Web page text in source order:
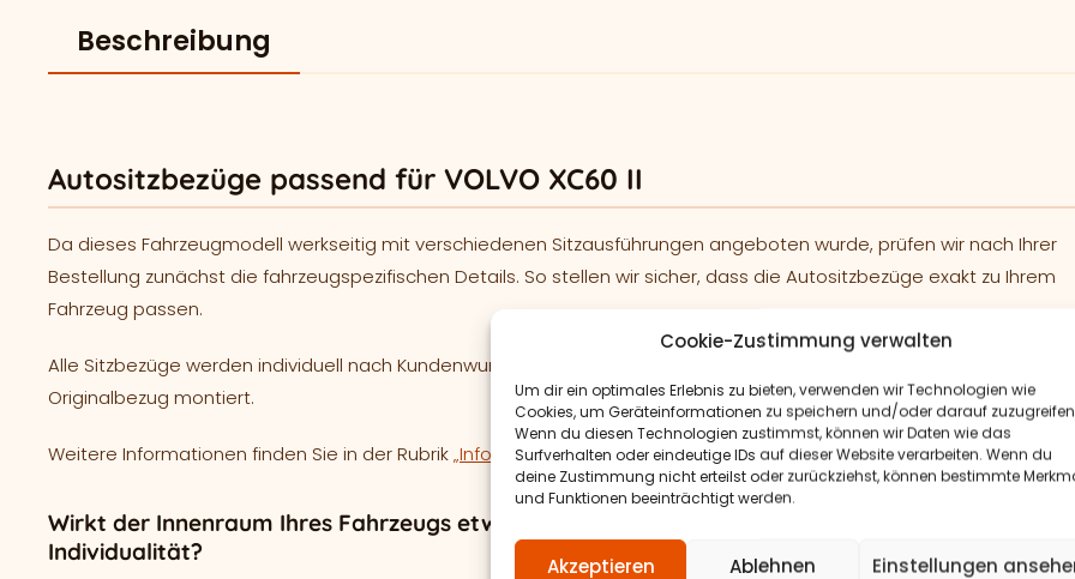
Cookie-Zustimmung verwalten
Um dir ein optimales Erlebnis zu bieten, verwenden wir Technologien wie
Cookies, um Geräteinformationen zu speichern und/oder darauf
Wenn du diesen Technologien zustimmst, können wir Daten wie das
Surfverhalten oder eindeutige IDs auf dieser Website verarbeiten. Wenn du
deine Zustimmung nicht erteilst oder zurückziehst, können bestimmte
und Funktionen beeinträchtigt werden.
Akzeptieren Ablehnen Einstellungen
Beschreibung
Autositzbezüge passend für VOLVO XC60 II
Da dieses Fahrzeugmodell werkseitig mit verschiedenen Sitzausführungen angeboten wurde, prüfen wir nach Ihrer
Bestellung zunächst die fahrzeugspezifischen Details. So stellen wir sicher, dass die Autositzbezüge exakt zu Ihrem
Fahrzeug passen.
Alle Sitzbezüge werden individuell nach Kundenwunsch gefertigt und passgenau über den vorhandenen
Originalbezug montiert.
Weitere Informationen finden Sie in der Rubrik„Informationen“sowie unter„Häufig gestellte Fragen“.
Wirkt der Innenraum Ihres Fahrzeugs etwas eintönig oder wünschen Sie sich mehr
Individualität?